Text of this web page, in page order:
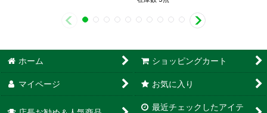
ホーム ショッピングカート
マイページ お気に入り
最近チェックしたアイテ